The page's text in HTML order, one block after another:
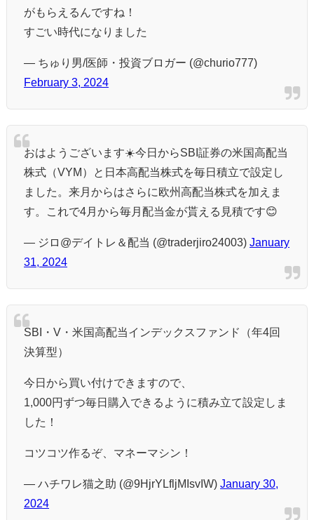
がもらえるんですね！
すごい時代になりました
— ちゅり男/医師・投資ブロガー (@churio777)
February 3, 2024
おはようございます☀️今日からSBI証券の米国高配当
株式（VYM）と日本高配当株式を毎日積立で設定し
ました。来月からはさらに欧州高配当株式を加えま
す。これで4月から毎月配当金が貰える見積です😊
— ジロ@デイトレ＆配当 (@traderjiro24003) January
31, 2024
SBI・V・米国高配当インデックスファンド（年4回
決算型）
今日から買い付けできますので、
1,000円ずつ毎日購入できるように積み立て設定しま
した！
コツコツ作るぞ、マネーマシン！
— ハチワレ猫之助 (@9HjrYLfljMIsvIW) January 30,
2024